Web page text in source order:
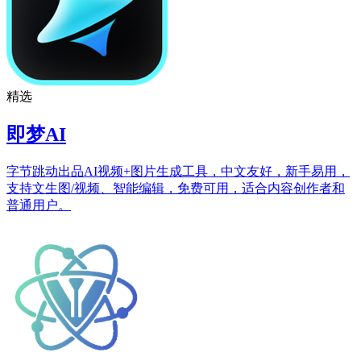
精选
即梦AI
字节跳动出品AI视频+图片生成工具，中文友好，新手易用，
支持文生图/视频、智能编辑，免费可用，适合内容创作者和
普通用户。